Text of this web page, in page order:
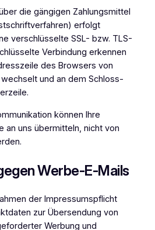
die gängigen Zahlungsmittel
erfolgt
verschlüsselte SSL- bzw. TLS-
Verbindung erkennen
des Browsers von
und an dem Schloss-
können Ihre
an uns übermitteln, nicht von
Werbe-E-Mails
der Impressumspflicht
zur Übersendung von
Werbung und